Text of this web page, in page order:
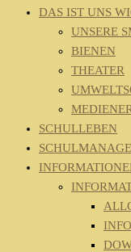
DAS IST UNS
UNSERE
BIENEN
THEATER
SCHULLEBEN